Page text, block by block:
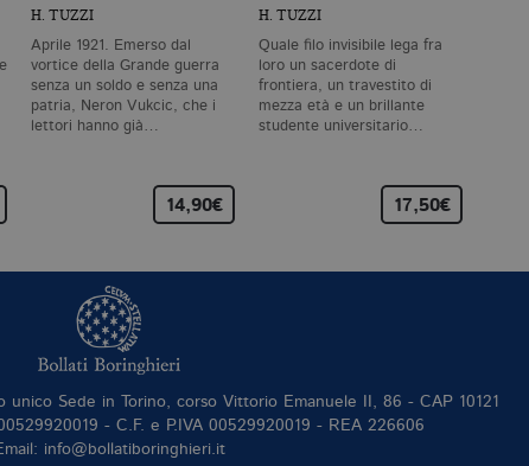
H. TUZZI
Aprile 1921. Emerso dal
vortice della Grande guerra
senza un soldo e senza una
patria, Neron Vukcic, che i
lettori hanno già…
14,90€
H. TUZZI
Quale filo invisibile lega fra
loro un sacerdote di
frontiera, un travestito di
mezza età e un brillante
studente universitario…
17,50€
unico Sede in Torino, corso Vittorio Emanuele II, 86 - CAP 10121
- C.F. e P.IVA 00529920019 - REA 226606
info@bollatiboringhieri.it